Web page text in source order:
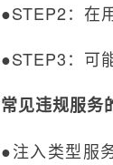
●STEP2：在
●STEP3：可
常见违规服务
●注入类型服